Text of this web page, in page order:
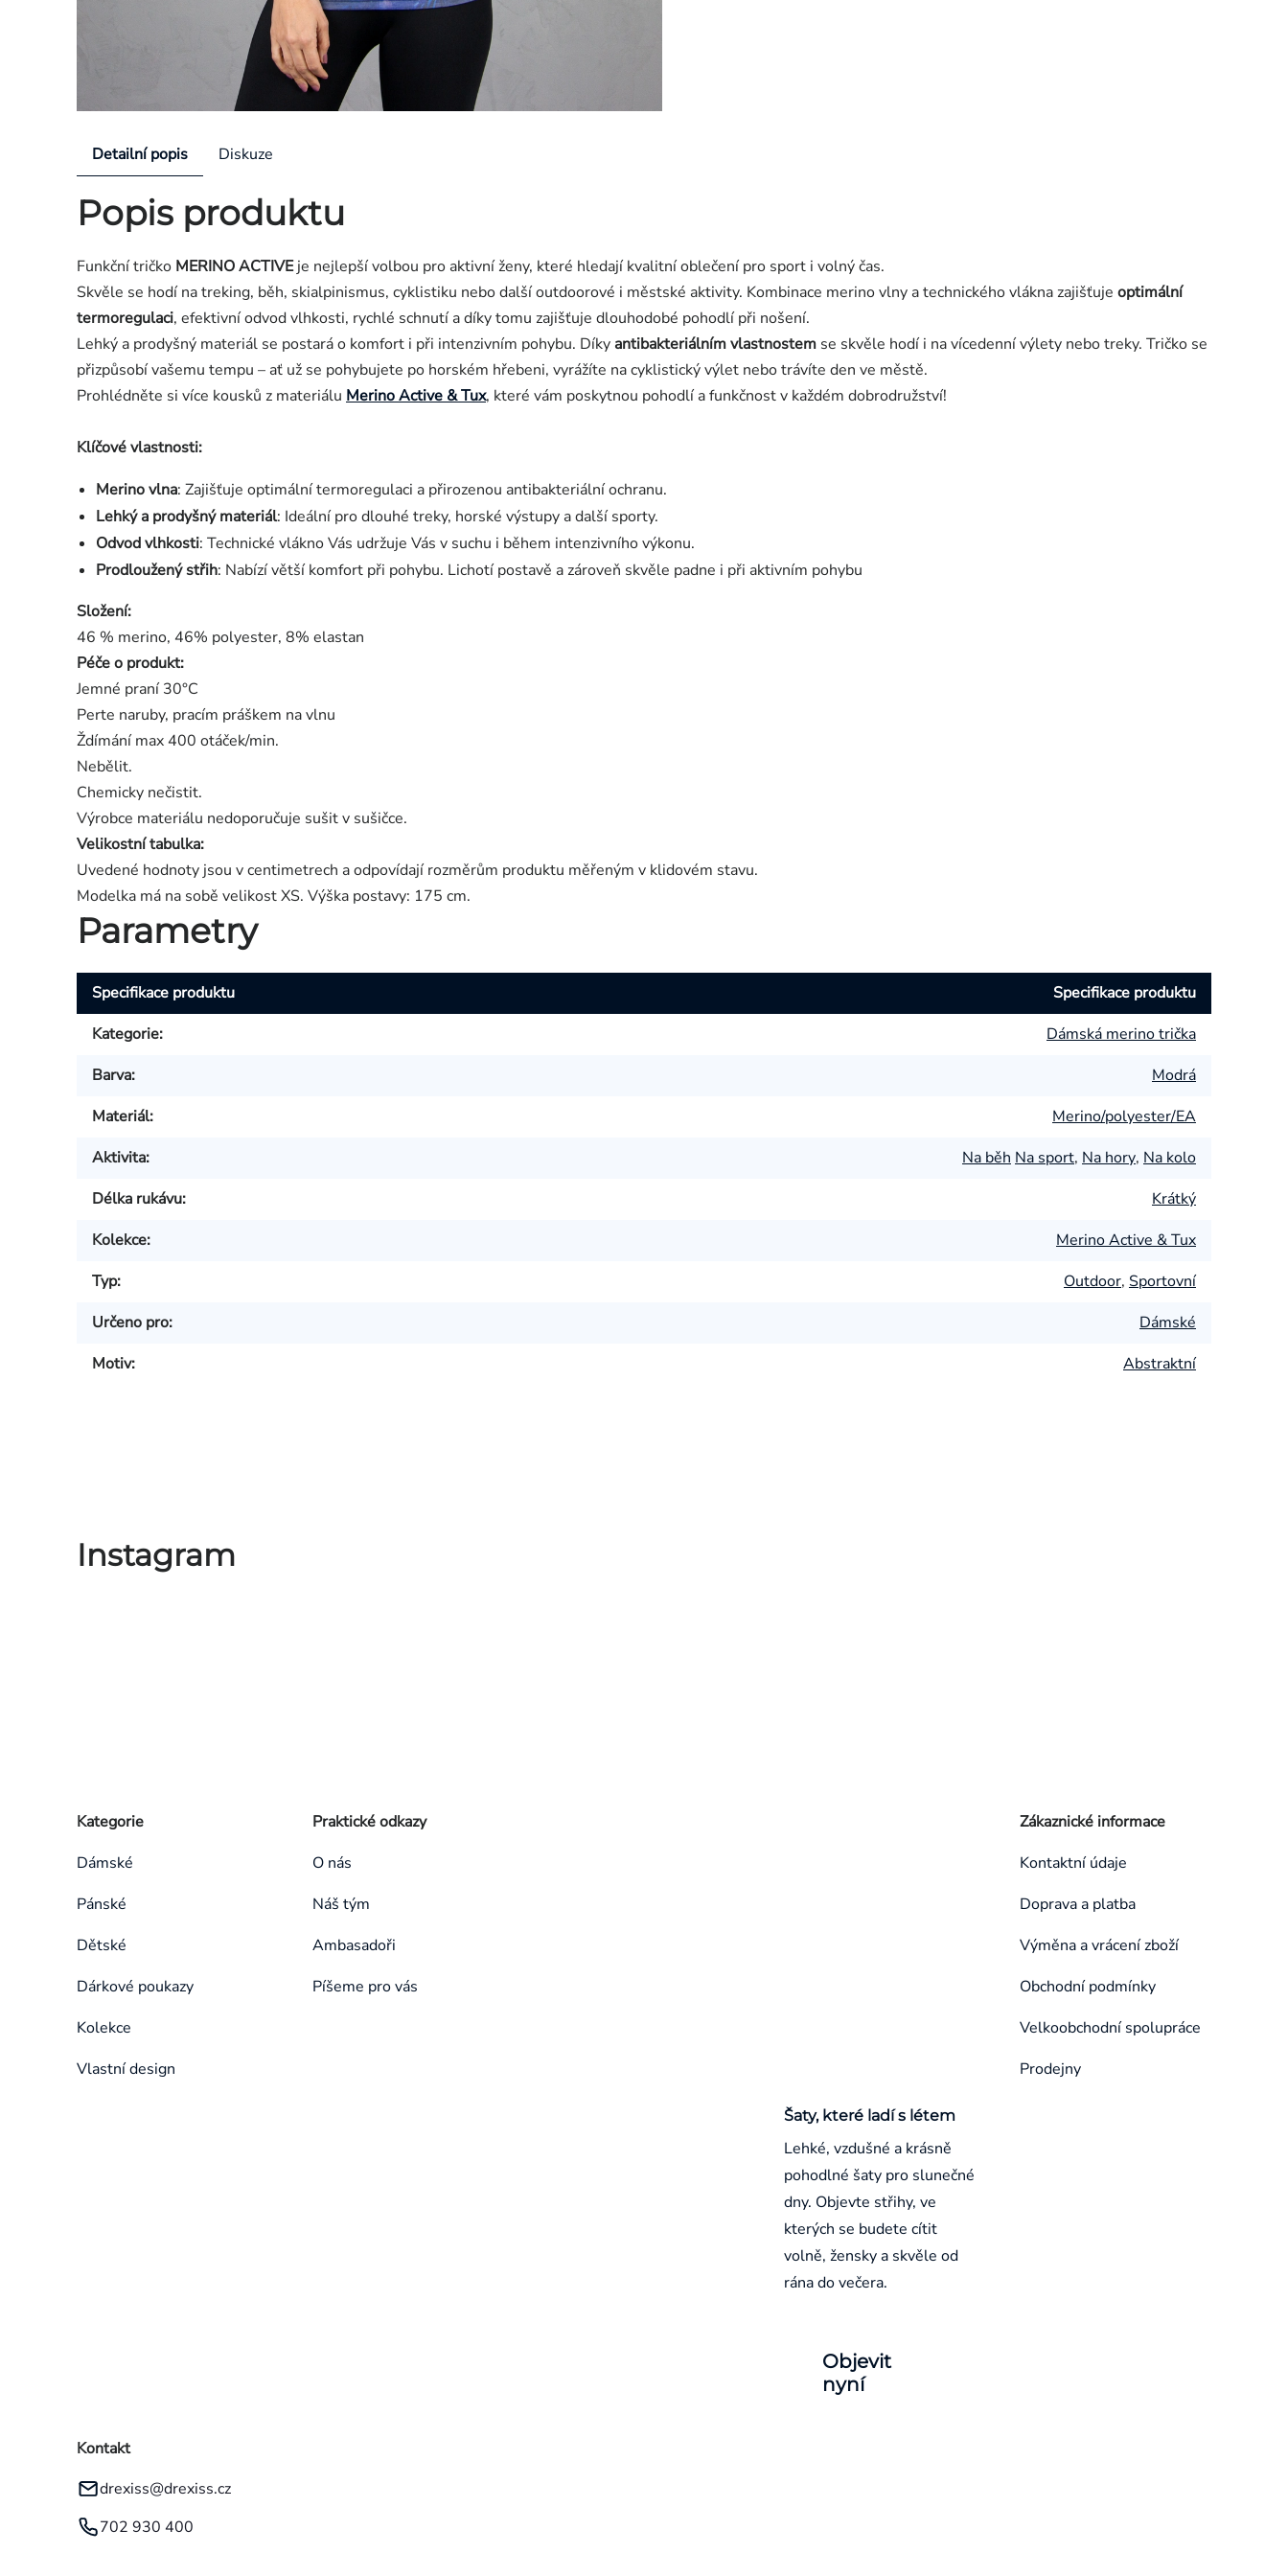
Detailní popis Diskuze
Popis produktu
Funkční tričko MERINO ACTIVEje nejlepší volbou pro aktivní ženy, které hledají kvalitní oblečení pro sport i volný čas.
Skvěle se hodí na treking, běh, skialpinismus, cyklistiku nebo další outdoorové i městské aktivity. Kombinace merino vlny a technického vlákna zajišťuje optimální
termoregulaci, efektivní odvod vlhkosti, rychlé schnutí a díky tomu zajišťuje dlouhodobé pohodlí při nošení.
Lehký a prodyšný materiál se postará o komfort i při intenzivním pohybu. Díky antibakteriálním vlastnostem se skvěle hodí i na vícedenní výlety nebo treky. Tričko se
přizpůsobí vašemu tempu – ať už se pohybujete po horském hřebeni, vyrážíte na cyklistický výlet nebo trávíte den ve městě.
Prohlédněte si více kousků z materiálu Merino Active & Tux, které vám poskytnou pohodlí a funkčnost v každém dobrodružství!
Klíčové vlastnosti:
Merino vlna: Zajišťuje optimální termoregulaci a přirozenou antibakteriální ochranu.
Lehký a prodyšný materiál: Ideální pro dlouhé treky, horské výstupy a další sporty.
Odvod vlhkosti: Technické vlákno Vás udržuje Vás v suchu i během intenzivního výkonu.
Prodloužený střih: Nabízí větší komfort při pohybu. Lichotí postavě a zároveň skvěle padne i při aktivním pohybu
Složení:
46 % merino, 46% polyester, 8% elastan
Péče o produkt:
Jemné praní 30°C
Perte naruby, pracím práškem na vlnu
Ždímání max 400 otáček/min.
Nebělit.
Chemicky nečistit.
Výrobce materiálu nedoporučuje sušit v sušičce.
Velikostní tabulka:
Uvedené hodnoty jsou v centimetrech a odpovídají rozměrům produktu měřeným v klidovém stavu.
Modelka má na sobě velikost XS. Výška postavy: 175 cm.
Parametry
Specifikace produktu
Specifikace produktu
Kategorie:
Dámská merino trička
Barva:
Modrá
Materiál:
Merino/polyester/EA
Aktivita: Na běh Na sport, Na hory, Na kolo
Délka rukávu:
Krátký
Kolekce:
Merino Active & Tux
Typ: Outdoor, Sportovní
Určeno pro:
Dámské
Motiv: Abstraktní
Instagram
kategorie
Kategorie
Dámské
Pánské
Dětské
Dárkové poukazy
Kolekce
Vlastní design
Praktické odkazy
O nás
Náš tým
Ambasadoři
Píšeme pro vás
Šaty, které ladí s létem
Lehké, vzdušné a krásně
pohodlné šaty pro slunečné
dny. Objevte střihy, ve
kterých se budete cítit
volně, žensky a skvěle od
rána do večera.
Objevit
nyní
Zákaznické informace
Kontaktní údaje
Doprava a platba
Výměna a vrácení zboží
Obchodní podmínky
Velkoobchodní spolupráce
Prodejny
Kontakt
drexiss@drexiss.cz
702 930 400